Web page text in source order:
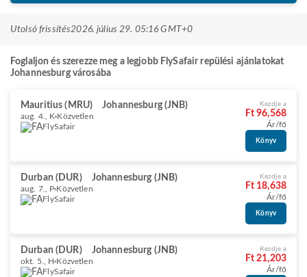
Utolsó frissítés2026. július 29. 05:16 GMT+0
Foglaljon és szerezze meg a legjobb FlySafair repülési ajánlatokat
Johannesburg városába
Mauritius (MRU) Johannesburg (JNB)
aug. 4., K Közvetlen
FlySafair
Kezdje a
Ft 96,568
Ár/fő
Könyv
Durban (DUR) Johannesburg (JNB)
aug. 7., P Közvetlen
FlySafair
Kezdje a
Ft 18,638
Ár/fő
Könyv
Durban (DUR) Johannesburg (JNB)
okt. 5., H Közvetlen
FlySafair
Kezdje a
Ft 21,203
Ár/fő